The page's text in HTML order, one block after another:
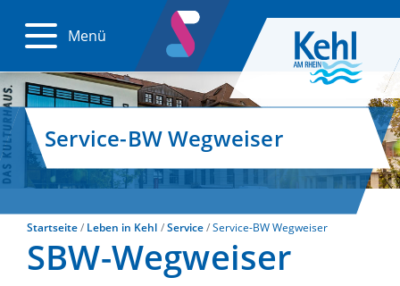
Menü
Service-BW Wegweiser
Startseite Leben in Kehl Service Service-BW Wegweiser
SBW-Wegweiser